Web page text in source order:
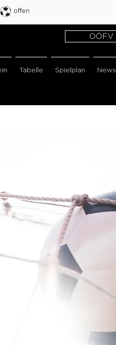
offen
OÖFV
Tabelle Spielplan News